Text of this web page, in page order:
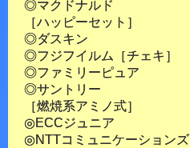
◎マクドナルド
［ハッピーセット］
◎ダスキン
◎フジフイルム［チェキ］
◎ファミリーピュア
◎サントリー
［燃焼系アミノ式］
◎ECCジュニア
◎NTTコミュニケーションズ